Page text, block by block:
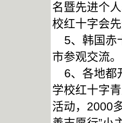
名暨先进个
校红十字会
5、韩国赤
市参观交流。
6、各地都
学校红十字
活动，2000